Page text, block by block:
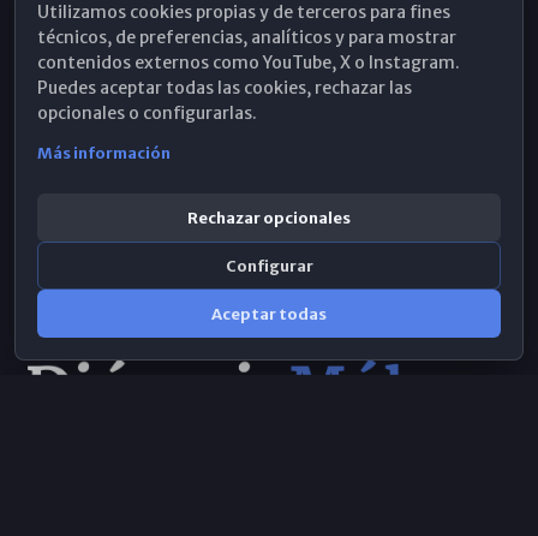
Hemeroteca
WhatsApp
Utilizamos cookies propias y de terceros para fines
técnicos, de preferencias, analíticos y para mostrar
contenidos externos como YouTube, X o Instagram.
Puedes aceptar todas las cookies, rechazar las
opcionales o configurarlas.
Más información
Rechazar opcionales
Configurar
Aceptar todas